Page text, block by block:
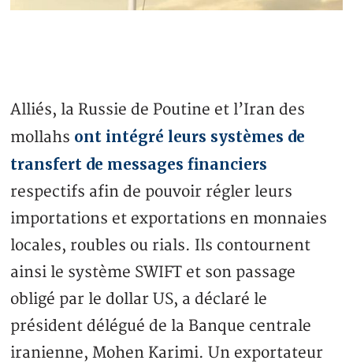
Alliés, la Russie de Poutine et l’Iran des
mollahs ont intégré leurs systèmes de
transfert de messages financiers
respectifs afin de pouvoir régler leurs
importations et exportations en monnaies
locales, roubles ou rials. Ils contournent
ainsi le système SWIFT et son passage
obligé par le dollar US, a déclaré le
président délégué de la Banque centrale
iranienne, Mohen Karimi. Un exportateur